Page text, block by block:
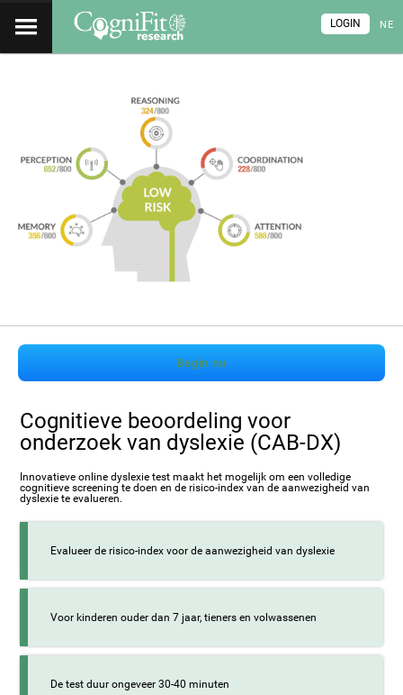
NE
LOGIN
Begin nu
Cognitieve beoordeling voor
onderzoek van dyslexie (CAB-DX)
Innovatieve online dyslexie test maakt het mogelijk om een volledige
cognitieve screening te doen en de risico-index van de aanwezigheid van
dyslexie te evalueren.
Evalueer de risico-index voor de aanwezigheid van dyslexie
Voor kinderen ouder dan 7 jaar, tieners en volwassenen
De test duur ongeveer 30-40 minuten